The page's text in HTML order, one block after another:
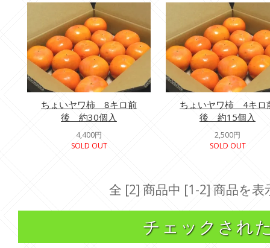
ちょいヤワ柿 8キロ前
後 約30個入
4,400円
SOLD OUT
ちょいヤワ柿 4キロ
後 約15個入
2,500円
SOLD OUT
全 [2] 商品中 [1-2] 商品を
チェックされ